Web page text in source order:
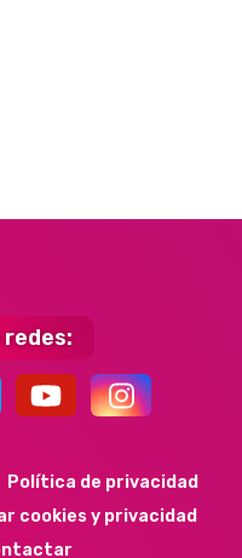
redes:
Política de privacidad
cookies y privacidad